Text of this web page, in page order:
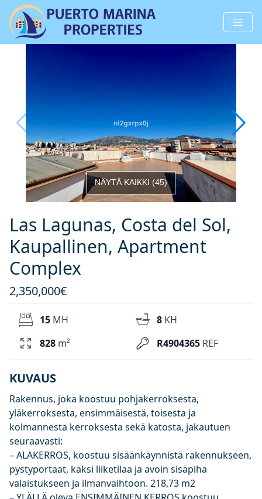
NÄYTÄ KAIKKI (45)
Las Lagunas, Costa del Sol,
Kaupallinen, Apartment
Complex
2,350,000€
R4904365 REF
15 MH 8 KH
828 m²
KUVAUS
Rakennus, joka koostuu pohjakerroksesta,
yläkerroksesta, ensimmäisestä, toisesta ja
kolmannesta kerroksesta sekä katosta, jakautuen
seuraavasti:
– ALAKERROS, koostuu sisäänkäynnistä rakennukseen,
pystyportaat, kaksi liiketilaa ja avoin sisäpiha
valaistukseen ja ilmanvaihtoon. 218,73 m2